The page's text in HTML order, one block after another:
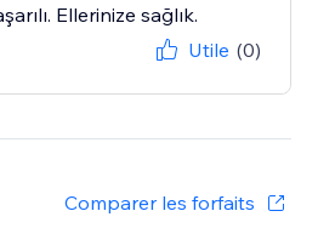
Ellerinize sağlık.
Utile (0)
Comparer les forfaits